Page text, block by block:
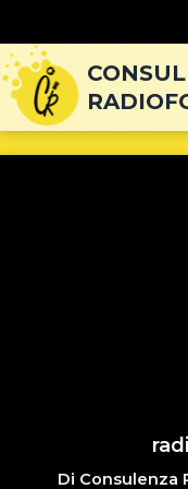
Di Consulenza